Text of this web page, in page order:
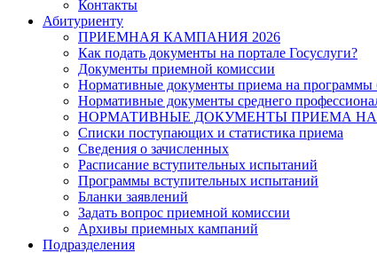
Контакты
Абитуриенту
ПРИЕМНАЯ КАМПАНИЯ 2026
Как подать документы на портале Госуслуги?
Документы приемной комиссии
Нормативные документы приема на программы
Нормативные документы среднего
НОРМАТИВНЫЕ ДОКУМЕНТЫ ПРИЕМА НА
Списки поступающих и статистика приема
Сведения о зачисленных
Расписание вступительных испытаний
Программы вступительных испытаний
Бланки заявлений
Задать вопрос приемной комиссии
Архивы приемных кампаний
Подразделения